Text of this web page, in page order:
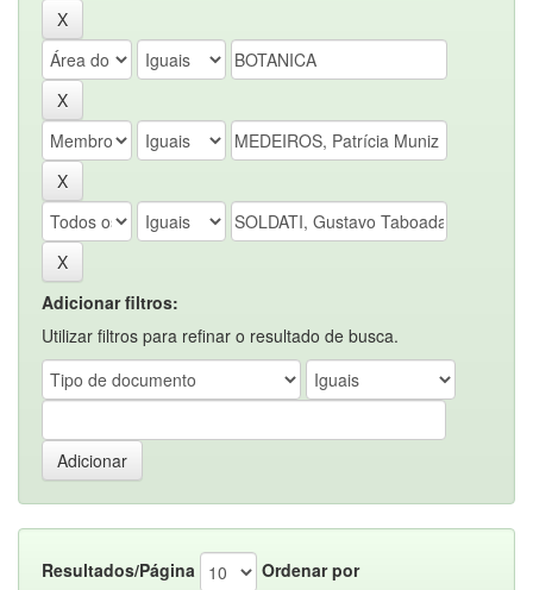
Adicionar filtros:
Utilizar filtros para refinar o resultado de busca.
Resultados/Página
Ordenar por